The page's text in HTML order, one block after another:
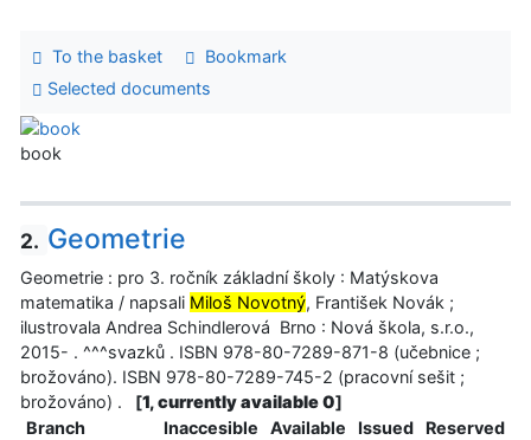
To the basket
Bookmark
Selected documents
book
2. Geometrie
Geometrie : pro 3. ročník základní školy : Matýskova
matematika / napsali Miloš Novotný, František Novák ;
ilustrovala Andrea Schindlerová Brno : Nová škola, s.r.o.,
2015- . ^^^svazků . ISBN 978-80-7289-871-8 (učebnice ;
brožováno). ISBN 978-80-7289-745-2 (pracovní sešit ;
brožováno) .
[1, currently available 0]
Branch
Inaccesible Available Issued
Reserved